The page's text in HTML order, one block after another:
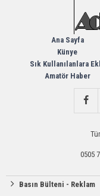
Ana Sayfa
Künye
Sık Kullanılanlara
Amatör Haber
0505
Basın Bülteni - Reklam